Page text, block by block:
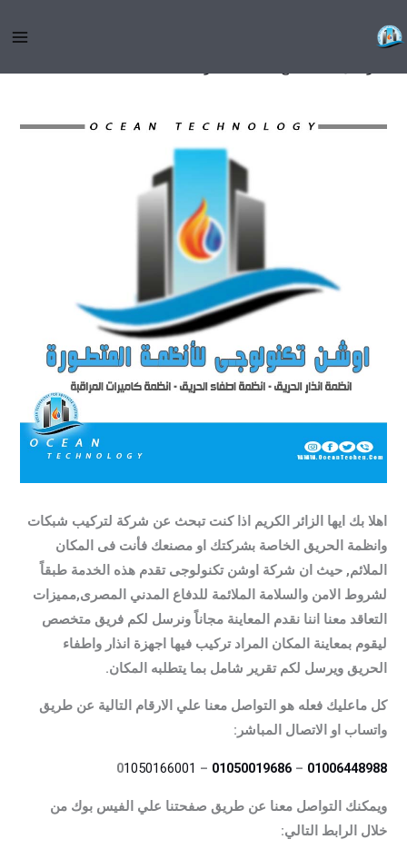
إلىشركات تركيب شبكات الحريق
اهلا بك ايها الزائر الكريم اذا كنت تبحث عن شركة لتركيب شبكات
وانظمة الحريق الخاصة بشركتك او مصنعك فأنت فى المكان
الملائم, حيث ان شركة اوشن تكنولوجى تقدم هذه الخدمة طبقاً
لشروط الامن والسلامة الملائمة للدفاع المدني المصرى,مميزات
التعاقد معنا اننا نقدم المعاينة مجاناً ونرسل لكم فريق متخصص
ليقوم بمعاينة المكان المراد تركيب فيها اجهزة انذار واطفاء
الحريق ويرسل لكم تقرير شامل بما يتطلبه المكان.
كل ماعليك فعله هو التواصل معنا علي الارقام التالية عن طريق
واتساب او الاتصال المباشر:
01006448988
–
01050019686
– 0
1050166001‪
ويمكنك التواصل معنا عن طريق صفحتنا علي الفيس بوك من
خلال الرابط التالي: